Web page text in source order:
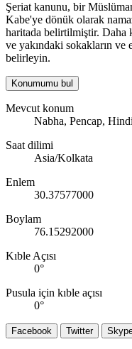
Şeriat kanunu, bir
Kabe'ye dönük olarak
haritada belirtilmiştir. Daha
ve yakındaki sokakların
belirleyin.
Konumumu bul
Mevcut konum
Nabha, Pencap,
Saat dilimi
Asia/Kolkata
Enlem
30.37577000
Boylam
76.15292000
Kıble Açısı
0°
Pusula için kıble açısı
0°
Facebook Twitter